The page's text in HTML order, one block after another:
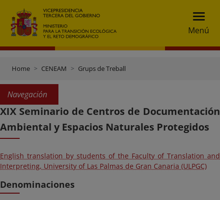
Menú
Home CENEAM Grups de Treball
Navegación
XIX Seminario de Centros de Documentación
Ambiental y Espacios Naturales Protegidos
English translation by students of the Faculty of Translation and
Interpreting, University of Las Palmas de Gran Canaria (ULPGC)
Denominaciones